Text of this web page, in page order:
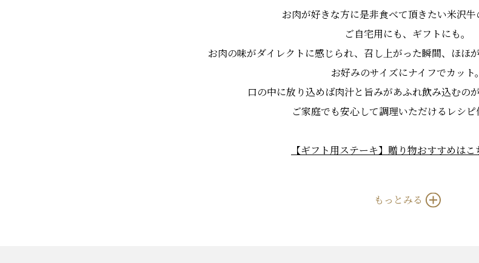
お肉が好きな方に是非食べて頂きたい米沢牛
ご自宅用にも、ギフトにも。
お肉の味がダイレクトに感じられ、召し上がった瞬間、ほほ
お好みのサイズにナイフでカット。
口の中に放り込めば肉汁と旨みがあふれ飲み込むの
ご家庭でも安心して調理いただけるレシピ
【ギフト用ステーキ】贈り物おすすめはこ